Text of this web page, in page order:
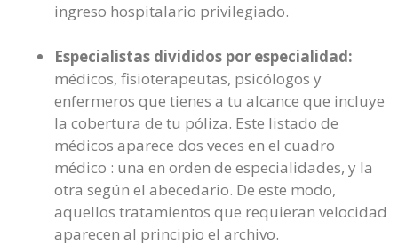
ingreso hospitalario privilegiado.
Especialistas divididos por especialidad:
médicos, fisioterapeutas, psicólogos y
enfermeros que tienes a tu alcance que incluye
la cobertura de tu póliza. Este listado de
médicos aparece dos veces en el cuadro
médico : una en orden de especialidades, y la
otra según el abecedario. De este modo,
aquellos tratamientos que requieran velocidad
aparecen al principio el archivo.